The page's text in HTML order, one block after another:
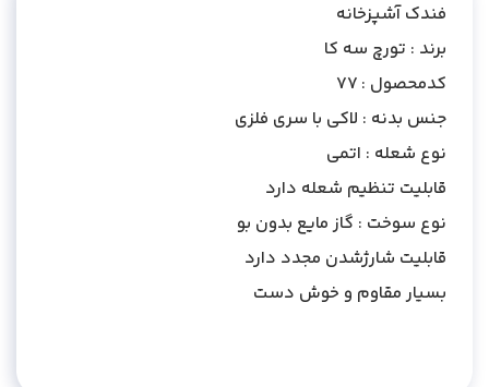
فندک آشپزخانه
برند : تورچ سه کا
کدمحصول : 77
جنس بدنه : لاکی با سری فلزی
نوع شعله : اتمی
قابلیت تنظیم شعله دارد
نوع سوخت : گاز مایع بدون بو
قابلیت شارژشدن مجدد دارد
بسیار مقاوم و خوش دست